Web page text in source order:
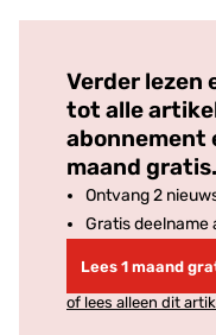
Verder lezen
tot alle
abonnement
maand gratis.
Ontvang 2
Gratis deelname
Lees 1 maand
of lees alleen dit